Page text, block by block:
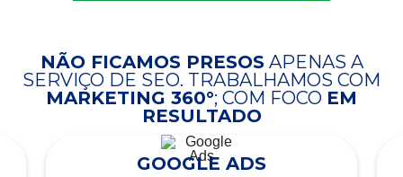
NÃO FICAMOS PRESOSAPENAS A
SERVIÇO DE SEO. TRABALHAMOS COM
MARKETING 360°; COM FOCO EM
RESULTADO
GOOGLE ADS